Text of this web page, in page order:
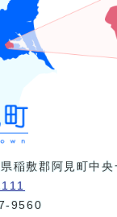
稲敷郡阿見町中央
9560